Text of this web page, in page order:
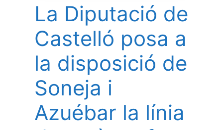
La Diputació de
Castelló posa a
la disposició de
Soneja i
Azuébar la línia